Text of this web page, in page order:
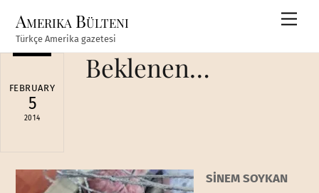
content
Amerika Bülteni
Türkçe Amerika gazetesi
FEBRUARY
5
2014
Beklenen…
SİNEM SOYKAN